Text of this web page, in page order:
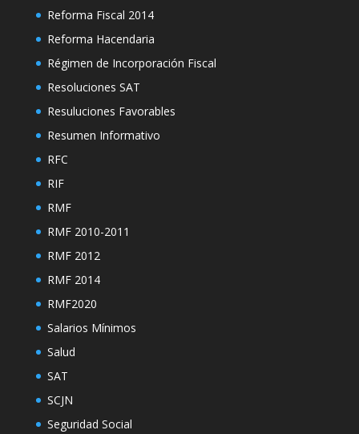
Reforma Fiscal 2014
Reforma Hacendaria
Régimen de Incorporación Fiscal
Resoluciones SAT
Resuluciones Favorables
Resumen Informativo
RFC
RIF
RMF
RMF 2010-2011
RMF 2012
RMF 2014
RMF2020
Salarios Mínimos
Salud
SAT
SCJN
Seguridad Social